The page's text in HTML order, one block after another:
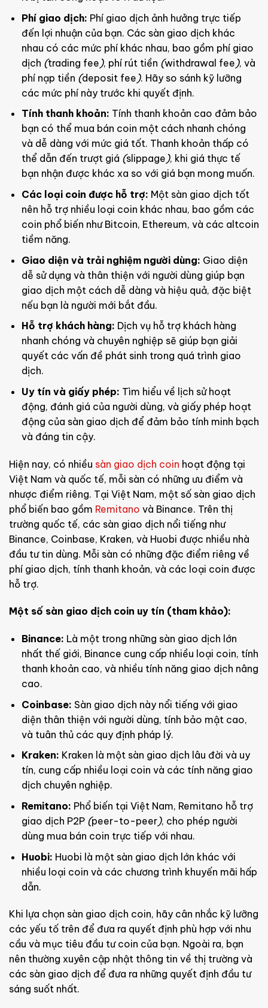
Phí giao dịch: Phí giao dịch ảnh hưởng trực tiếp
đến lợi nhuận của bạn. Các sàn giao dịch khác
nhau có các mức phí khác nhau, bao gồm phí giao
dịch (trading fee ), phí rút tiền (withdrawal fee ), và
phí nạp tiền (deposit fee ). Hãy so sánh kỹ lưỡng
các mức phí này trước khi quyết định.
Tính thanh khoản: Tính thanh khoản cao đảm bảo
bạn có thể mua bán coin một cách nhanh chóng
và dễ dàng với mức giá tốt. Thanh khoản thấp có
thể dẫn đến trượt giá (slippage ), khi giá thực tế
bạn nhận được khác xa so với giá bạn mong muốn.
Các loại coin được hỗ trợ: Một sàn giao dịch tốt
nên hỗ trợ nhiều loại coin khác nhau, bao gồm các
coin phổ biến như Bitcoin, Ethereum, và các altcoin
tiềm năng.
Giao diện và trải nghiệm người dùng: Giao diện
dễ sử dụng và thân thiện với người dùng giúp bạn
giao dịch một cách dễ dàng và hiệu quả, đặc biệt
nếu bạn là người mới bắt đầu.
Hỗ trợ khách hàng: Dịch vụ hỗ trợ khách hàng
nhanh chóng và chuyên nghiệp sẽ giúp bạn giải
quyết các vấn đề phát sinh trong quá trình giao
dịch.
Uy tín và giấy phép: Tìm hiểu về lịch sử hoạt
động, đánh giá của người dùng, và giấy phép hoạt
động của sàn giao dịch để đảm bảo tính minh bạch
và đáng tin cậy.
Hiện nay, có nhiều sàn giao dịch coin hoạt động tại
Việt Nam và quốc tế, mỗi sàn có những ưu điểm và
nhược điểm riêng. Tại Việt Nam, một số sàn giao dịch
phổ biến bao gồm Remitano và Binance. Trên thị
trường quốc tế, các sàn giao dịch nổi tiếng như
Binance, Coinbase, Kraken, và Huobi được nhiều nhà
đầu tư tin dùng. Mỗi sàn có những đặc điểm riêng về
phí giao dịch, tính thanh khoản, và các loại coin được
hỗ trợ.
Một số sàn giao dịch coin uy tín (tham khảo):
Binance: Là một trong những sàn giao dịch lớn
nhất thế giới, Binance cung cấp nhiều loại coin, tính
thanh khoản cao, và nhiều tính năng giao dịch nâng
cao.
Coinbase: Sàn giao dịch này nổi tiếng với giao
diện thân thiện với người dùng, tính bảo mật cao,
và tuân thủ các quy định pháp lý.
Kraken: Kraken là một sàn giao dịch lâu đời và uy
tín, cung cấp nhiều loại coin và các tính năng giao
dịch chuyên nghiệp.
Remitano: Phổ biến tại Việt Nam, Remitano hỗ trợ
giao dịch P2P (peer-to-peer), cho phép người
dùng mua bán coin trực tiếp với nhau.
Huobi: Huobi là một sàn giao dịch lớn khác với
nhiều loại coin và các chương trình khuyến mãi hấp
dẫn.
Khi lựa chọn sàn giao dịch coin, hãy cân nhắc kỹ lưỡng
các yếu tố trên để đưa ra quyết định phù hợp với nhu
cầu và mục tiêu đầu tư coin của bạn. Ngoài ra, bạn
nên thường xuyên cập nhật thông tin về thị trường và
các sàn giao dịch để đưa ra những quyết định đầu tư
sáng suốt nhất.